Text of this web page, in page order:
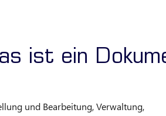
ist ein
und Bearbeitung, Verwaltung,